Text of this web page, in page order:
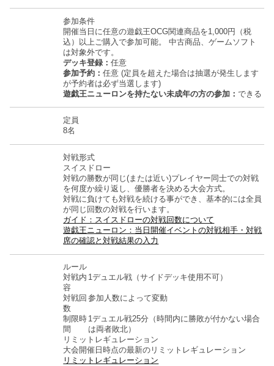
参加条件
開催当日に任意の遊戯王OCG関連商品を1,000円（税
込）以上ご購入で参加可能。中古商品、ゲームソフト
は対象外です。
デッキ登録：任意
参加予約：任意 (定員を超えた場合は抽選が発生します
が予約者は必ず当選します)
遊戯王ニューロンを持たない未成年の方の参加：できる
定員
8名
対戦形式
スイスドロー
対戦の勝数が同じ(または近い)プレイヤー同士での対戦
を何度か繰り返し、優勝者を決める大会方式。
対戦に負けても対戦を続ける事ができ、基本的には全員
が同じ回数の対戦を行います。
ガイド：スイスドローの対戦回数について
遊戯王ニューロン：当日開催イベントの対戦相手・対戦
席の確認と対戦結果の入力
ルール
対戦内
容
1デュエル戦（サイドデッキ使用不可）
対戦回
数
参加人数によって変動
制限時
間
1デュエル戦25分（時間内に勝敗が付かない場合
は両者敗北）
リミットレギュレーション
大会開催日時点の最新のリミットレギュレーション
リミットレギュレーション